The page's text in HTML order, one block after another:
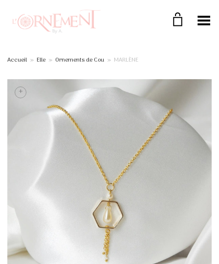
Toggle Menu
Accueil » Elle » Ornements de Cou » MARLÈNE
+